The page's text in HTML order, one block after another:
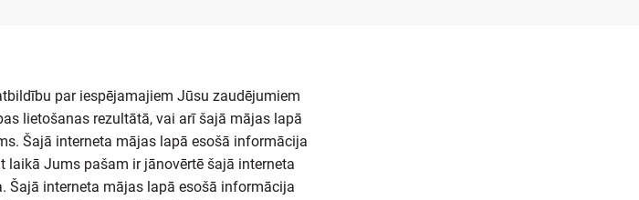
par iespējamajiem Jūsu zaudējumiem
lietošanas rezultātā, vai arī šajā mājas lapā
Šajā interneta mājas lapā esošā informācija
laikā Jums pašam ir jānovērtē šajā interneta
Šajā interneta mājas lapā esošā informācija